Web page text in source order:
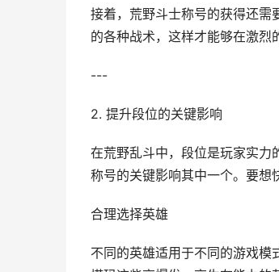
接着，荒野斗士称号的获得还需
的各种战术，这样才能够在激烈
---
2. 提升段位的关键影响
在荒野乱斗中，段位是玩家实力
称号的关键影响其中一个。要想
合理选择英雄
不同的英雄适用于不同的游戏模